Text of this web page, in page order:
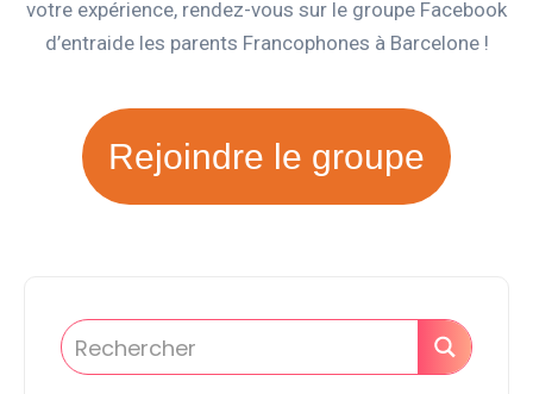
votre expérience, rendez-vous sur le groupe Facebook
d’entraide les parents Francophones à Barcelone !
Rejoindre le groupe